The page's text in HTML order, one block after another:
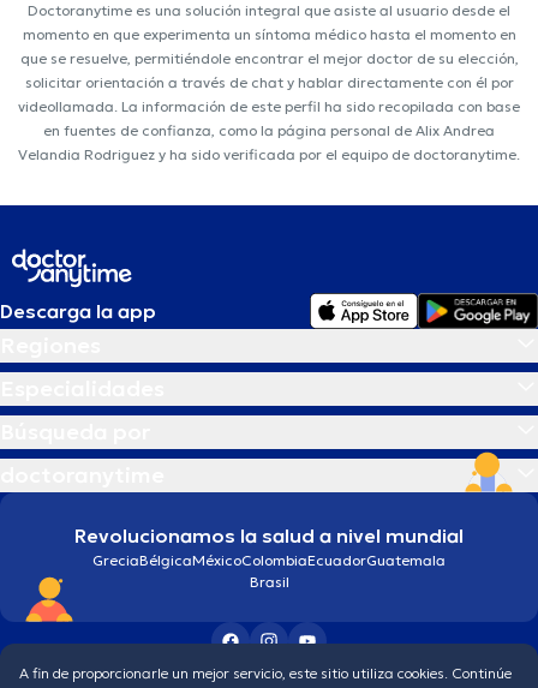
Doctoranytime es una solución integral que asiste al usuario desde el
momento en que experimenta un síntoma médico hasta el momento en
que se resuelve, permitiéndole encontrar el mejor doctor de su elección,
solicitar orientación a través de chat y hablar directamente con él por
videollamada. La información de este perfil ha sido recopilada con base
en fuentes de confianza, como la página personal de Alix Andrea
Velandia Rodriguez y ha sido verificada por el equipo de doctoranytime.
Descarga la app
Revolucionamos la salud a nivel mundial
GreciaBélgicaMéxicoColombiaEcuadorGuatemala
Brasil
A fin de proporcionarle un mejor servicio, este sitio utiliza cookies. Continúe